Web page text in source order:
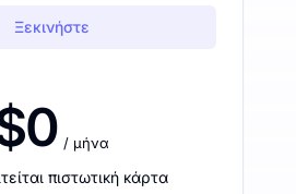
Ξεκινήστε
/ μήνα
πιστωτική κάρτα